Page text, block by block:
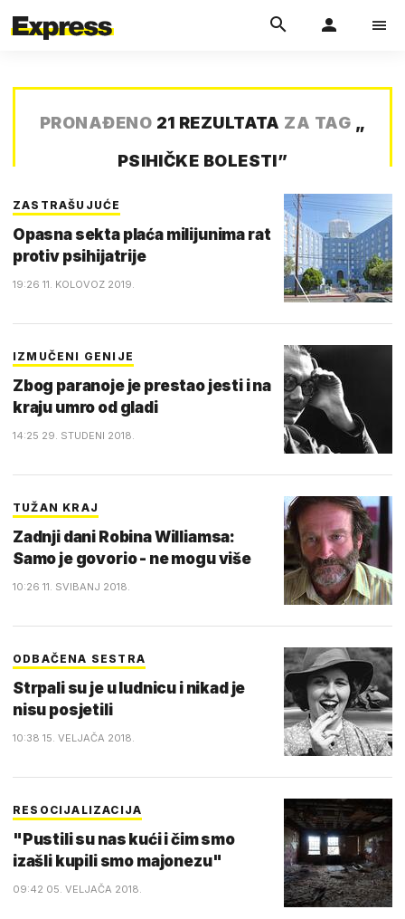
PRONAĐENO 21 REZULTATA ZA TAG „
PSIHIČKE BOLESTI”
ZASTRAŠUJUĆE
Opasna sekta plaća milijunima rat
protiv psihijatrije
19:26 11. KOLOVOZ 2019.
IZMUČENI GENIJE
Zbog paranoje je prestao jesti i na
kraju umro od gladi
14:25 29. STUDENI 2018.
TUŽAN KRAJ
Zadnji dani Robina Williamsa:
Samo je govorio - ne mogu više
10:26 11. SVIBANJ 2018.
ODBAČENA SESTRA
Strpali su je u ludnicu i nikad je
nisu posjetili
10:38 15. VELJAČA 2018.
RESOCIJALIZACIJA
"Pustili su nas kući i čim smo
izašli kupili smo majonezu"
09:42 05. VELJAČA 2018.